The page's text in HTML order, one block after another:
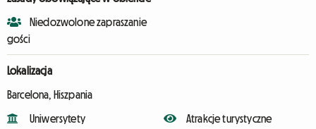
Niedozwolone zapraszanie
gości
Lokalizacja
Barcelona, Hiszpania
Uniwersytety
Atrakcje turystyczne